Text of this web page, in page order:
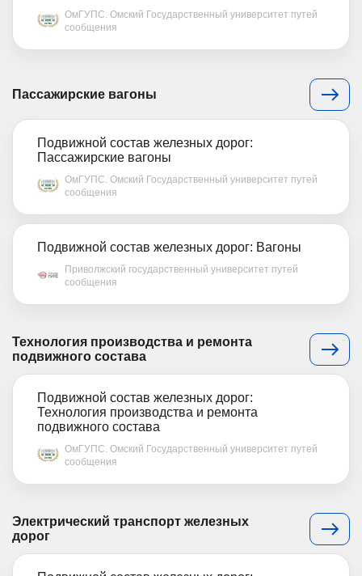
ОмГУПС. Омский Государственный университет путей
сообщения
Пассажирские вагоны
Подвижной состав железных дорог:
Пассажирские вагоны
ОмГУПС. Омский Государственный университет путей
сообщения
Подвижной состав железных дорог: Вагоны
Приволжский государственный университет путей
сообщения
Технология производства и ремонта
подвижного состава
Подвижной состав железных дорог:
Технология производства и ремонта
подвижного состава
ОмГУПС. Омский Государственный университет путей
сообщения
Электрический транспорт железных
дорог